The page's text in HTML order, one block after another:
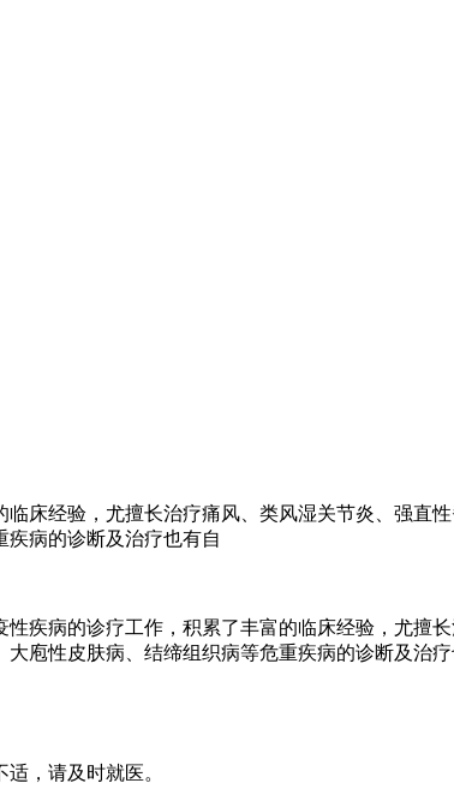
床经验，尤擅长治疗痛风、类风湿关节炎、强直
病的诊断及治疗也有自
疾病的诊疗工作，积累了丰富的临床经验，尤擅
庖性皮肤病、结缔组织病等危重疾病的诊断及治
，请及时就医。